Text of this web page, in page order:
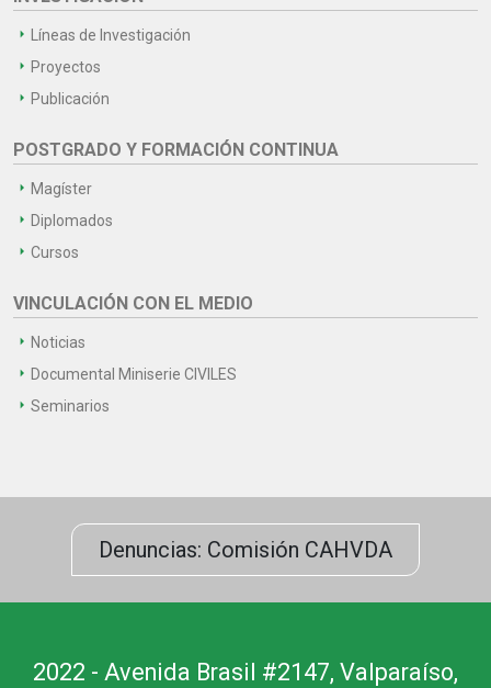
Líneas de Investigación
Proyectos
Publicación
POSTGRADO Y FORMACIÓN CONTINUA
Magíster
Diplomados
Cursos
VINCULACIÓN CON EL MEDIO
Noticias
Documental Miniserie CIVILES
Seminarios
Denuncias: Comisión CAHVDA
2022 - Avenida Brasil #2147, Valparaíso,